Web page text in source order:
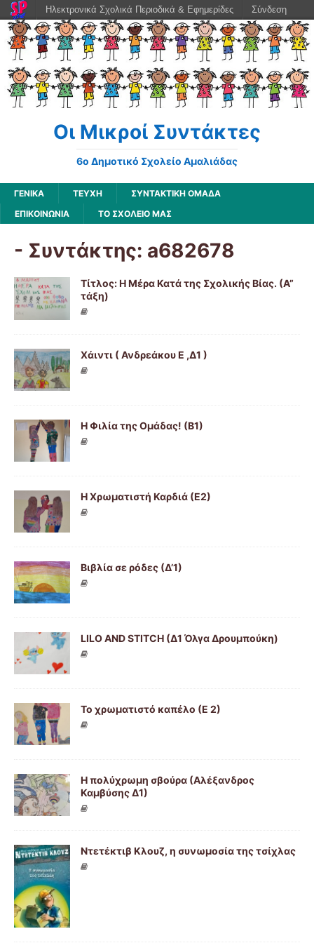
Οι Μικροί Συντάκτες
6ο Δημοτικό Σχολείο Αμαλιάδας
ΓΕΝΙΚΆ ΤΕΥΧΗ
ΣΥΝΤΑΚΤΙΚΗ ΟΜΑΔΑ
ΕΠΙΚΟΙΝΩΝΙΑ
ΤΟ ΣΧΟΛΕΙΟ ΜΑΣ
- Συντάκτης: a682678
Τίτλος: Η Μέρα Κατά της Σχολικής Βίας. (Α”
τάξη)
Χάιντι ( Ανδρεάκου Ε ,Δ1 )
H Φιλία της Ομάδας! (Β1)
Η Χρωματιστή Καρδιά (Ε2)
Βιβλία σε ρόδες (Δ’1)
LILO AND STITCH (Δ1 Όλγα Δρουμπούκη)
Το χρωματιστό καπέλο (Ε 2)
Η πολύχρωμη σβούρα (Αλέξανδρος
Καμβύσης Δ1)
Ντετέκτιβ Κλουζ, η συνωμοσία της τσίχλας
Ηλεκτρονικά Σχολικά Περιοδικά & Εφημερίδες Σύνδεση